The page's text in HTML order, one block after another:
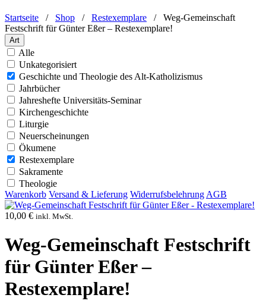
Startseite / Shop / Restexemplare / Weg-Gemeinschaft
Festschrift für Günter Eßer – Restexemplare!
Art
Alle
Unkategorisiert
Geschichte und Theologie des Alt-Katholizismus
Jahrbücher
Jahreshefte Universitäts-Seminar
Kirchengeschichte
Liturgie
Neuerscheinungen
Ökumene
Restexemplare
Sakramente
Theologie
Warenkorb Versand & Lieferung Widerrufsbelehrung AGB
10,00 € inkl. MwSt.
Weg-Gemeinschaft Festschrift
für Günter Eßer –
Restexemplare!